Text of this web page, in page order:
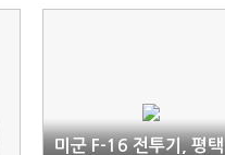
미군 F-16 전투기, 평택